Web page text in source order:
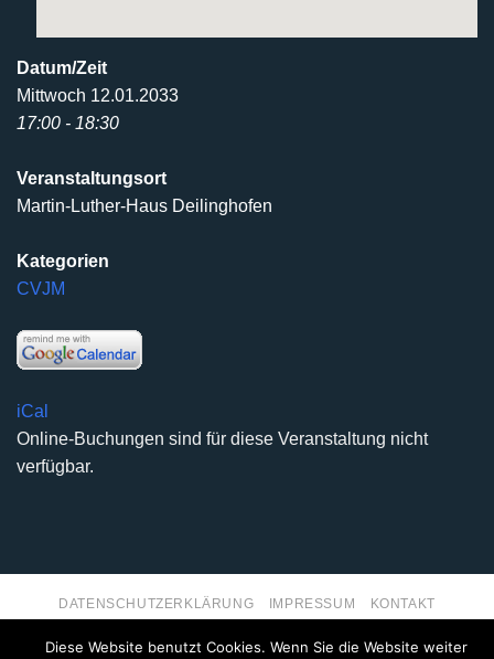
Datum/Zeit
Mittwoch 12.01.2033
17:00 - 18:30
Veranstaltungsort
Martin-Luther-Haus Deilinghofen
Kategorien
CVJM
iCal
Online-Buchungen sind für diese Veranstaltung nicht
verfügbar.
DATENSCHUTZERKLÄRUNG IMPRESSUM KONTAKT
Diese Website benutzt Cookies. Wenn Sie die Website weiter